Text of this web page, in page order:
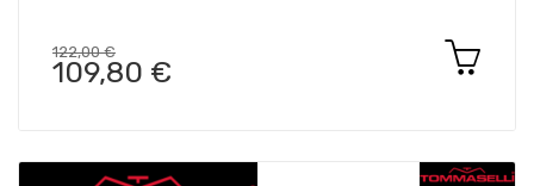
122,00 €
109,80 €